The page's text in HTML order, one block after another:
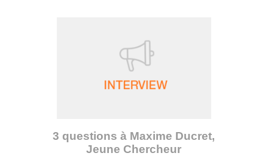
3 questions à Maxime Ducret,
Jeune Chercheur